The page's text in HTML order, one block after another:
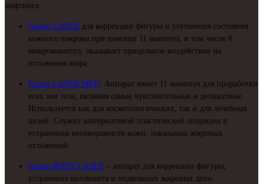
лифтинга:
Icoone LASERдля коррекции фигуры и улучшения состояния
кожного покрова при помощи 11 манипул, в том числе 6
микроманипул, оказывает прицельное воздействие на
отложения жира.
Icoone LASER MED. Аппарат имеет 11 манипул для проработки
всех зон тела, включая самые чувствительные и деликатные.
Используется как для косметологических, так и для лечебных
целей. Служит альтернативой пластической операции в
устранении несовершенств кожи, локальных жировых
отложений.
Icoone BODY LASER– аппарат для коррекции фигуры,
устранения целлюлита и подкожных жировых депо.